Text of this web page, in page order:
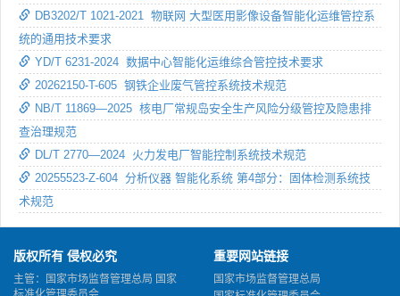
DB3202/T 1021-2021 物联网 大型医用影像设备智能化运维管控系
统的通用技术要求
YD/T 6231-2024 数据中心智能化运维综合管控技术要求
20262150-T-605 钢铁企业废气管控系统技术规范
NB/T 11869—2025 核电厂常规岛安全生产风险分级管控及隐患排
查治理规范
DL/T 2770—2024 火力发电厂智能控制系统技术规范
20255523-Z-604 分析仪器 智能化系统 第4部分：固体检测系统技
术规范
版权所有 侵权必究
主管：国家市场监督管理总局 国家
重要网站链接
国家市场监督管理总局